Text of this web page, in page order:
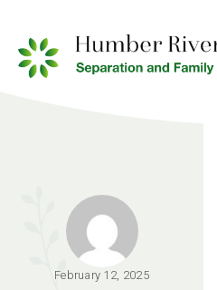
February 12, 2025